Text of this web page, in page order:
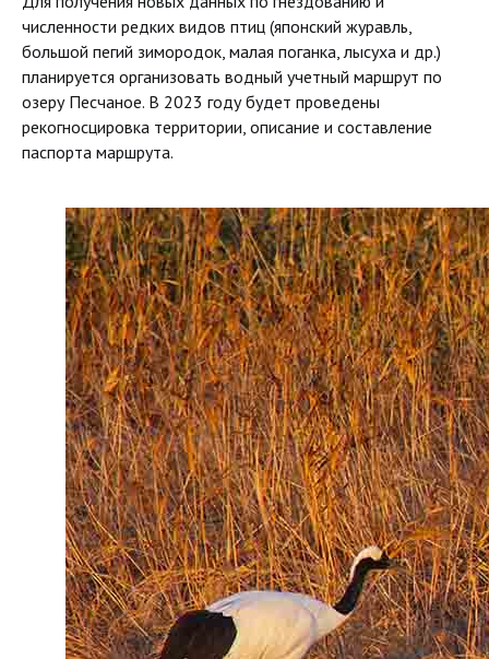
численности редких видов птиц (японский журавль,
большой пегий зимородок, малая поганка, лысуха и др.)
планируется организовать водный учетный маршрут по
озеру Песчаное. В 2023 году будет проведены
рекогносцировка территории, описание и составление
паспорта маршрута.